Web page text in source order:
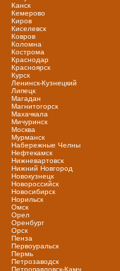
Канск
Кемерово
Киров
Киселевск
Ковров
Коломна
Кострома
Краснодар
Красноярск
Курск
Ленинск-Кузнецкий
Липецк
Магадан
Магнитогорск
Махачкала
Мичуринск
Москва
Мурманск
Набережные Челны
Нефтекамск
Нижневартовск
Нижний Новгород
Новокузнецк
Новороссийск
Новосибирск
Норильск
Омск
Орел
Оренбург
Орск
Пенза
Первоуральск
Пермь
Петрозаводск
Петропавловск-Камч.